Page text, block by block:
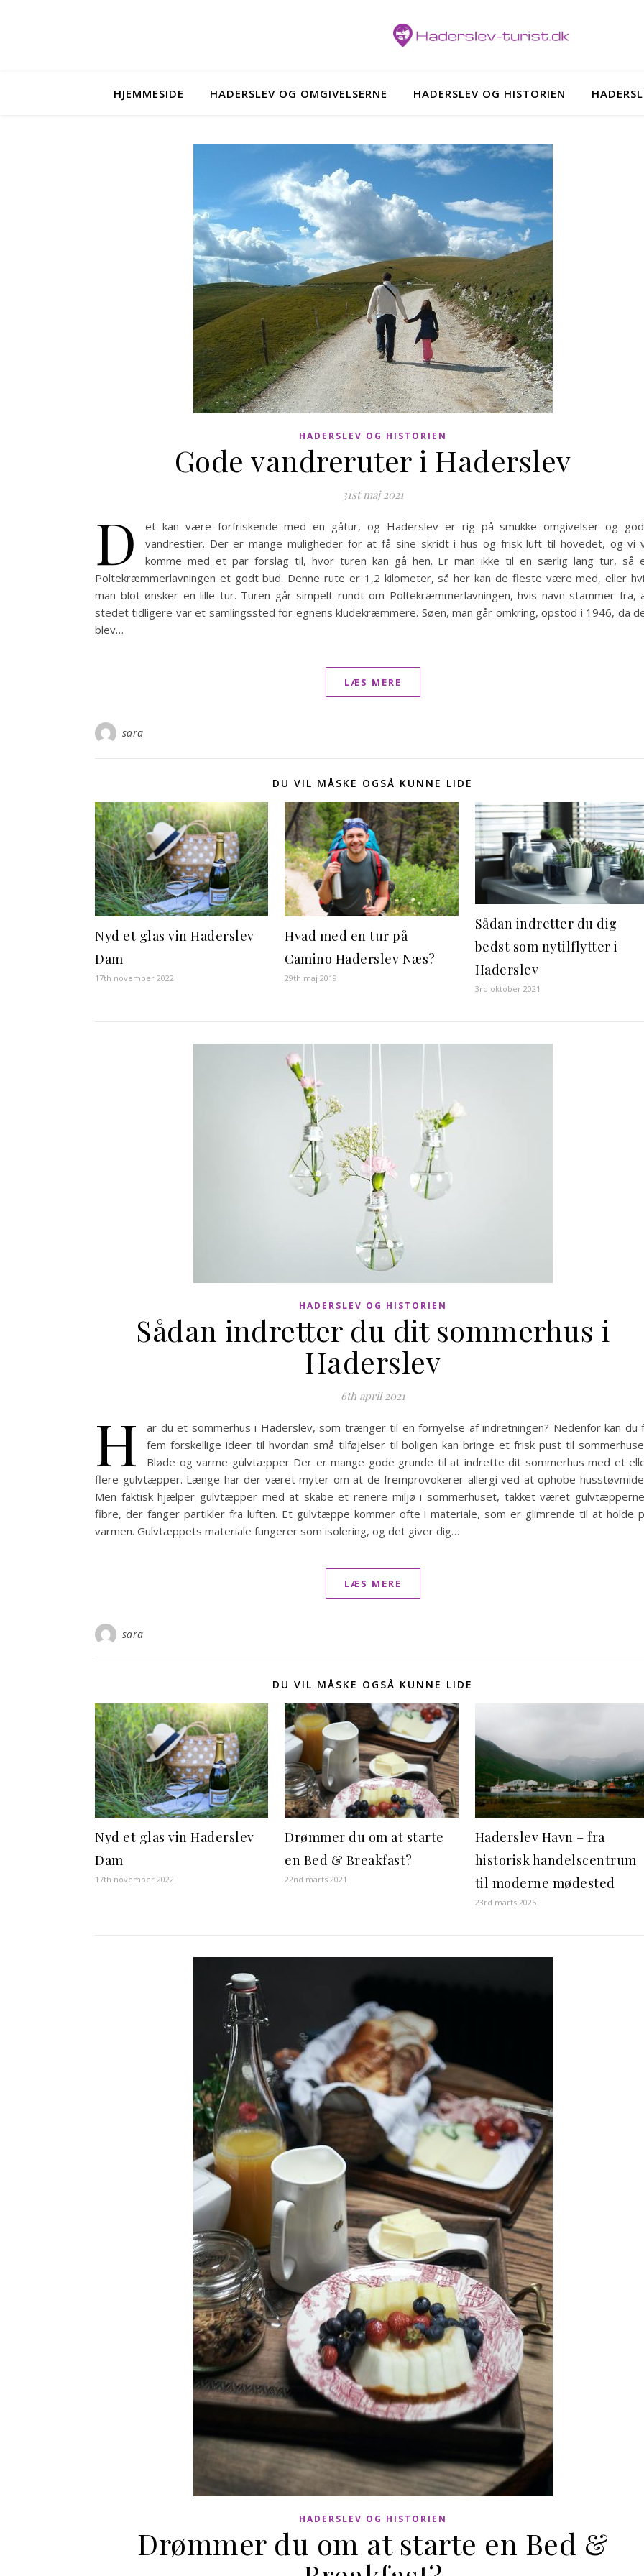
HJEMMESIDE HADERSLEV OG OMGIVELSERNE HADERSLEV OG HISTORIEN
HADERSLEV OG HISTORIEN
Gode vandreruter i Haderslev
31st maj 2021
D
et kan være forfriskende med en gåtur, og Haderslev er rig på smukke omgivelser og
vandrestier. Der er mange muligheder for at få sine skridt i hus og frisk luft til hovedet, og vi
komme med et par forslag til, hvor turen kan gå hen. Er man ikke til en særlig lang tur, så
Poltekræmmerlavningen et godt bud. Denne rute er 1,2 kilometer, så her kan de fleste være med, eller
man blot ønsker en lille tur. Turen går simpelt rundt om Poltekræmmerlavningen, hvis navn stammer fra,
stedet tidligere var et samlingssted for egnens kludekræmmere. Søen, man går omkring, opstod i 1946, da
blev…
LÆS MERE
sara
DU VIL MÅSKE OGSÅ KUNNE LIDE
Nyd et glas vin Haderslev
Dam
17th november 2022
Hvad med en tur på
Camino Haderslev Næs?
29th maj 2019
Sådan indretter du dig
bedst som nytilflytter i
Haderslev
3rd oktober 2021
HADERSLEV OG HISTORIEN
Sådan indretter du dit sommerhus i
Haderslev
6th april 2021
H
ar du et sommerhus i Haderslev, som trænger til en fornyelse af indretningen? Nedenfor kan du
fem forskellige ideer til hvordan små tilføjelser til boligen kan bringe et frisk pust til
Bløde og varme gulvtæpper Der er mange gode grunde til at indrette dit sommerhus med et
flere gulvtæpper. Længe har der været myter om at de fremprovokerer allergi ved at ophobe
Men faktisk hjælper gulvtæpper med at skabe et renere miljø i sommerhuset, takket været
fibre, der fanger partikler fra luften. Et gulvtæppe kommer ofte i materiale, som er glimrende til at holde
varmen. Gulvtæppets materiale fungerer som isolering, og det giver dig…
LÆS MERE
sara
DU VIL MÅSKE OGSÅ KUNNE LIDE
Nyd et glas vin Haderslev
Dam
17th november 2022
Drømmer du om at starte
en Bed & Breakfast?
22nd marts 2021
Haderslev Havn – fra
historisk handelscentrum
til moderne mødested
23rd marts 2025
HADERSLEV OG HISTORIEN
Drømmer du om at starte en Bed &